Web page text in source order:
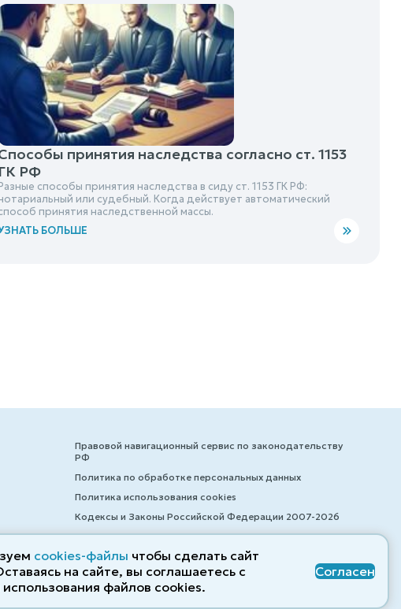
принятия наследства согласно ст. 1153
ГК РФ
способы принятия наследства в сиду ст. 1153 ГК РФ:
или судебный. Когда действует автоматический
принятия наследственной массы.
БОЛЬШЕ
Правовой навигационный сервис по законодательству
РФ
Политика по обработке персональных данных
Политика использования cookies
Кодексы и Законы Российской Федерации 2007-2026
© ZAKONRF.INFO
cookies-файлы чтобы сделать сайт
на сайте, вы соглашаетесь с
файлов cооkies.
Согласен